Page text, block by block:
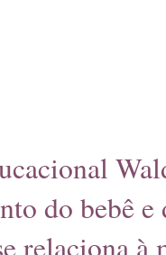
do bebê
relaciona